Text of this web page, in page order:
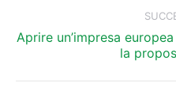
Aprire un’impresa
la